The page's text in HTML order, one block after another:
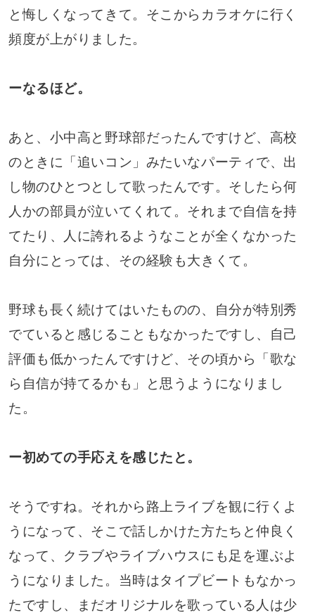
と悔しくなってきて。そこからカラオケに行く
頻度が上がりました。
ーなるほど。
あと、小中高と野球部だったんですけど、高校
のときに「追いコン」みたいなパーティで、出
し物のひとつとして歌ったんです。そしたら何
人かの部員が泣いてくれて。それまで自信を持
てたり、人に誇れるようなことが全くなかった
自分にとっては、その経験も大きくて。
野球も長く続けてはいたものの、自分が特別秀
でていると感じることもなかったですし、自己
評価も低かったんですけど、その頃から「歌な
ら自信が持てるかも」と思うようになりまし
た。
ー初めての手応えを感じたと。
そうですね。それから路上ライブを観に行くよ
うになって、そこで話しかけた方たちと仲良く
なって、クラブやライブハウスにも足を運ぶよ
うになりました。当時はタイプビートもなかっ
たですし、まだオリジナルを歌っている人は少